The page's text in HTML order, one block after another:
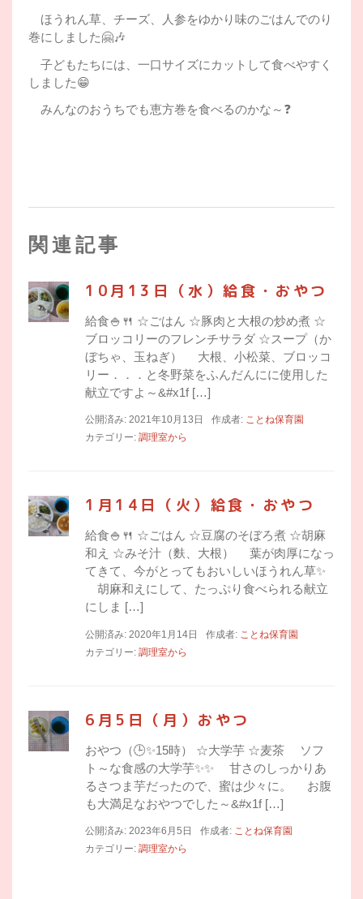
ほうれん草、チーズ、人参をゆかり味のごはんでのり
巻にしました🤗🎶
子どもたちには、一口サイズにカットして食べやすく
しました😁
みんなのおうちでも恵方巻を食べるのかな～❓
関連記事
10月13日（水）給食・おやつ
給食🍚🍴 ☆ごはん ☆豚肉と大根の炒め煮 ☆
ブロッコリーのフレンチサラダ ☆スープ（か
ぼちゃ、玉ねぎ） 大根、小松菜、ブロッコ
リー．．．と冬野菜をふんだんにに使用した
献立ですよ～&#x1f […]
公開済み: 2021年10月13日 作成者: ことね保育園
カテゴリー: 調理室から
1月14日（火）給食・おやつ
給食🍚🍴 ☆ごはん ☆豆腐のそぼろ煮 ☆胡麻
和え ☆みそ汁（麩、大根） 葉が肉厚になっ
てきて、今がとってもおいしいほうれん草✨
胡麻和えにして、たっぷり食べられる献立
にしま […]
公開済み: 2020年1月14日 作成者: ことね保育園
カテゴリー: 調理室から
6月5日（月）おやつ
おやつ（🕒✨15時） ☆大学芋 ☆麦茶 ソフ
ト～な食感の大学芋✨✨ 甘さのしっかりあ
るさつま芋だったので、蜜は少々に。 お腹
も大満足なおやつでした～&#x1f […]
公開済み: 2023年6月5日 作成者: ことね保育園
カテゴリー: 調理室から